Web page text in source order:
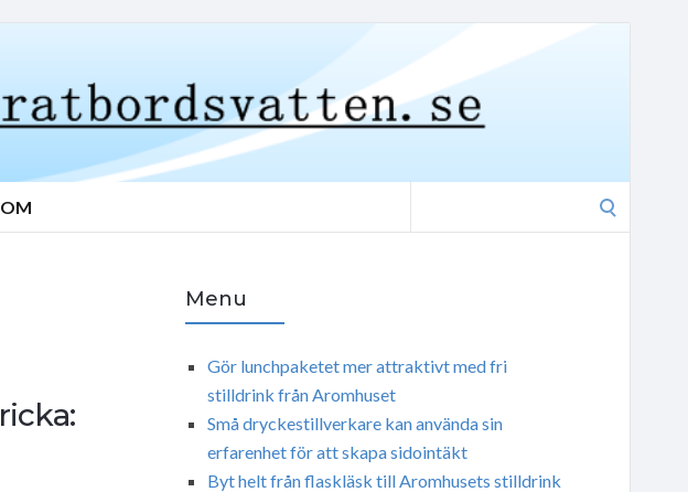
Menu
Gör lunchpaketet mer attraktivt med fri
stilldrink från Aromhuset
Små dryckestillverkare kan använda sin
erfarenhet för att skapa sidointäkt
Byt helt från flaskläsk till Aromhusets stilldrink